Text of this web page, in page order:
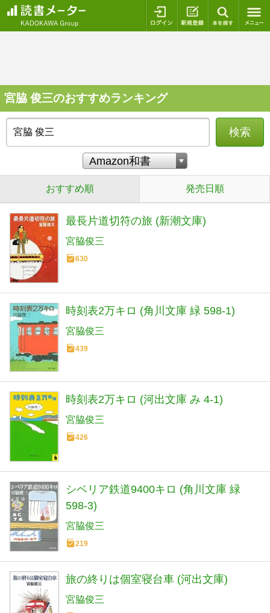
ログイン 新規登録
宮脇 俊三のおすすめランキング
検索
おすすめ順 発売日順
最長片道切符の旅 (新潮文庫)
宮脇俊三
630
時刻表2万キロ (角川文庫 緑 598-1)
宮脇俊三
439
時刻表2万キロ (河出文庫 み 4-1)
宮脇俊三
426
シベリア鉄道9400キロ (角川文庫 緑
598-3)
宮脇俊三
219
旅の終りは個室寝台車 (河出文庫)
宮脇俊三